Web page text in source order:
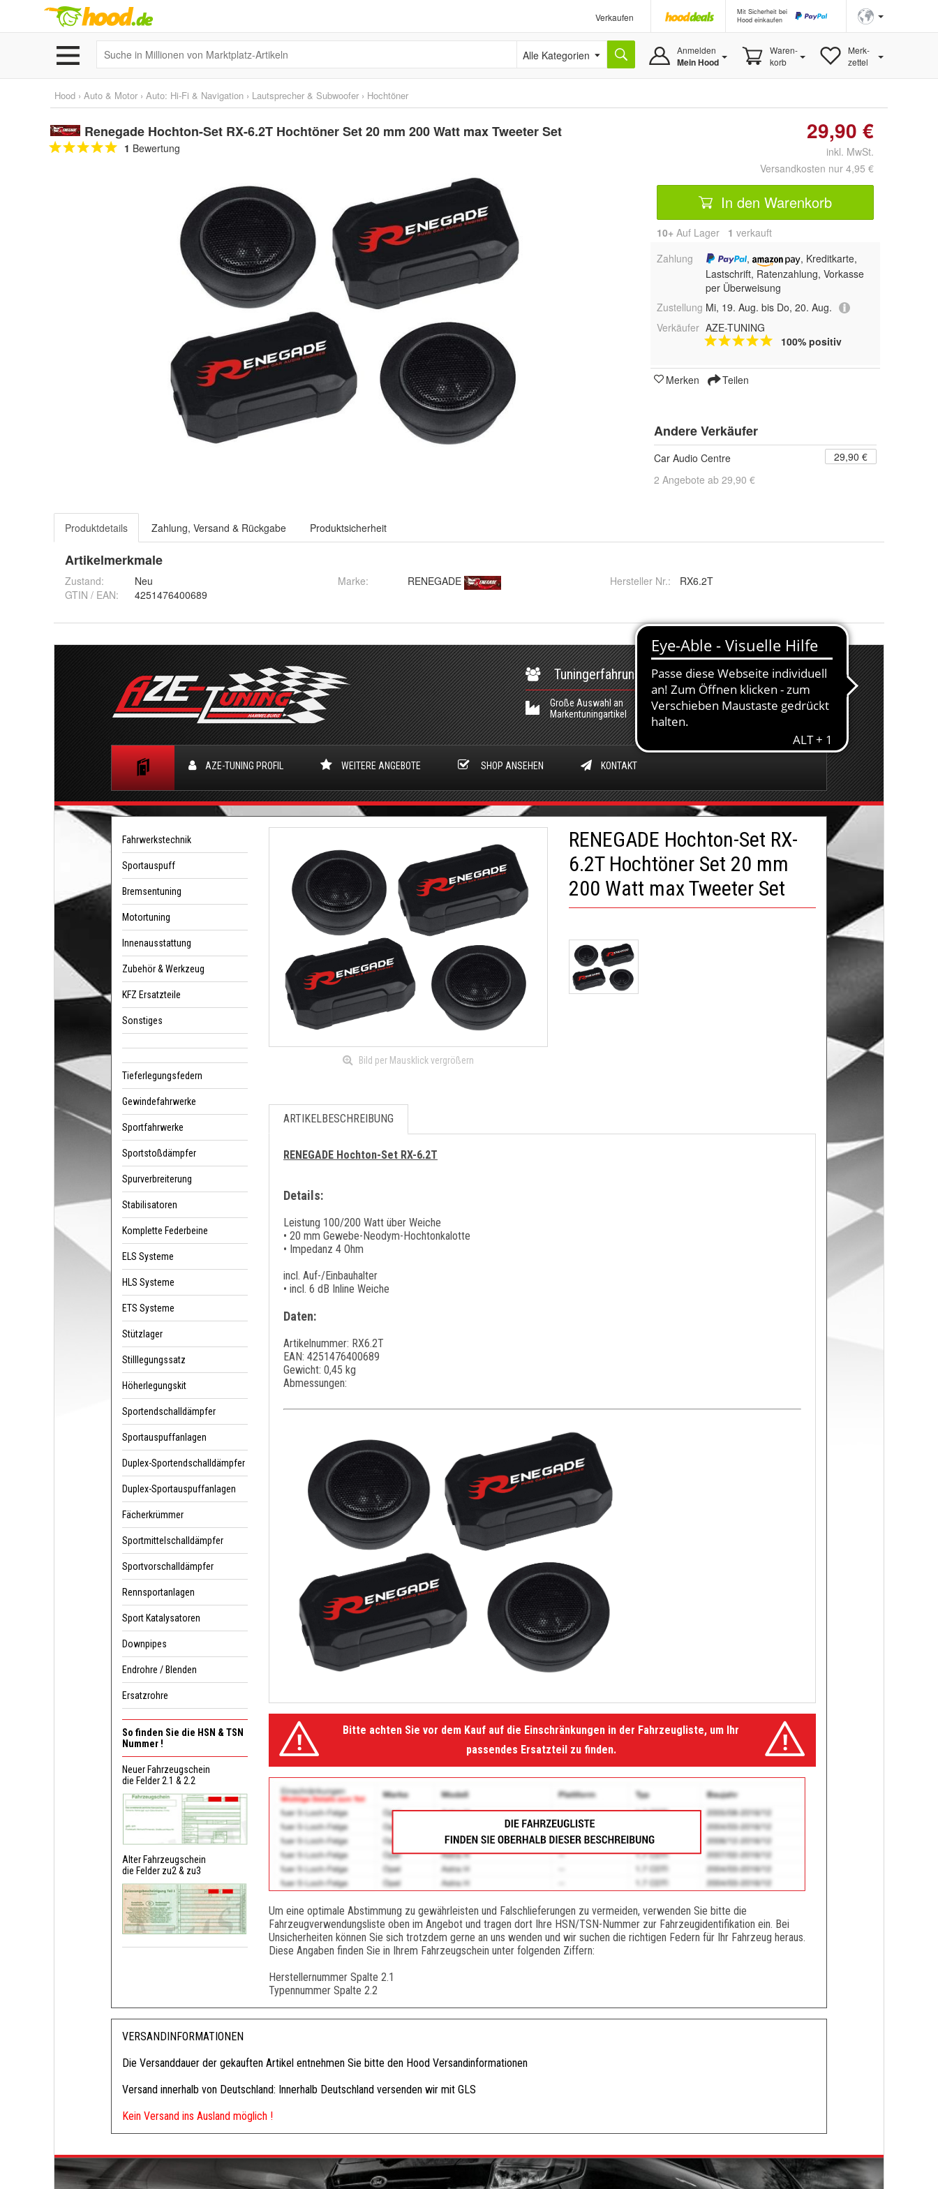
Verkaufen
Mit Sicherheit bei
Hood einkaufen
Alle Kategorien Anmelden
Mein Hood
Waren-
korb
Merk-
zettel
Hood › Auto & Motor › Auto: Hi-Fi & Navigation › Lautsprecher & Subwoofer › Hochtöner
Renegade Hochton-Set RX-6.2T Hochtöner Set 20 mm 200 Watt max Tweeter Set
1 Bewertung
29,90 €
inkl. MwSt.
Versandkosten nur 4,95 €
In den Warenkorb
10+ Auf Lager 1 verkauft
Zahlung
,
, Kreditkarte,
Lastschrift, Ratenzahlung, Vorkasse
per Überweisung
Zustellung Mi, 19. Aug. bis Do, 20. Aug.
Verkäufer AZE-TUNING
100% positiv
Merken Teilen
Andere Verkäufer
Car Audio Centre
29,90 €
2 Angebote ab 29,90 €
Produktdetails Zahlung, Versand & Rückgabe Produktsicherheit
Artikelmerkmale
Zustand:
Neu
GTIN / EAN:
4251476400689
Marke: RENEGADE Hersteller Nr.: RX6.2T